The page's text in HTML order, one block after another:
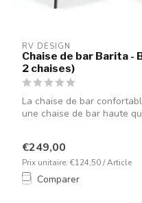
RV DESIGN
Chaise de bar Barita -
2 chaises)
La chaise de bar
une chaise de bar haute
€249,00
Prix unitaire: €124,50 / Article
Comparer